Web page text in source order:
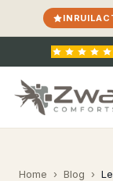
Home › Blog ›